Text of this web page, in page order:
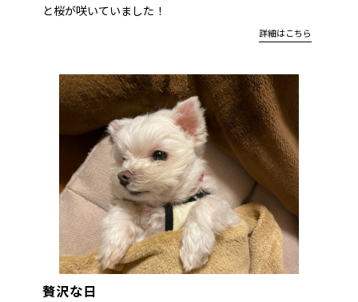
と桜が咲いていました！
詳細はこちら
贅沢な日